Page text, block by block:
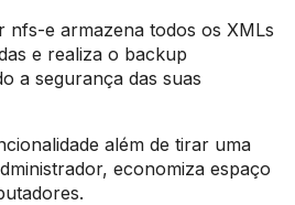
nfs-e armazena todos os XMLs
e realiza o backup
a segurança das suas
além de tirar uma
economiza espaço